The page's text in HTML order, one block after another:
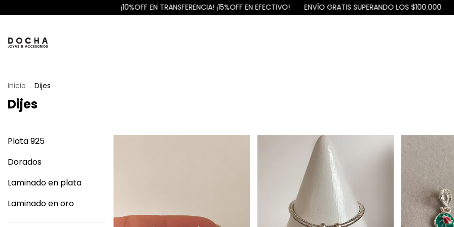
¡10%OFF EN TRANSFERENCIA! ¡15%OFF EN EFECTIVO! ENVÍO GRATIS SUPERANDO LOS $100.000 3 Y 6 CUOTAS SIN
Inicio . Dijes
Dijes
Plata 925
Dorados
Laminado en plata
Laminado en oro